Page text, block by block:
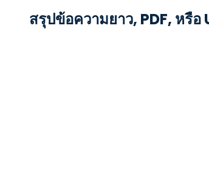
สรุปข้อความยาว, PDF, หรือ